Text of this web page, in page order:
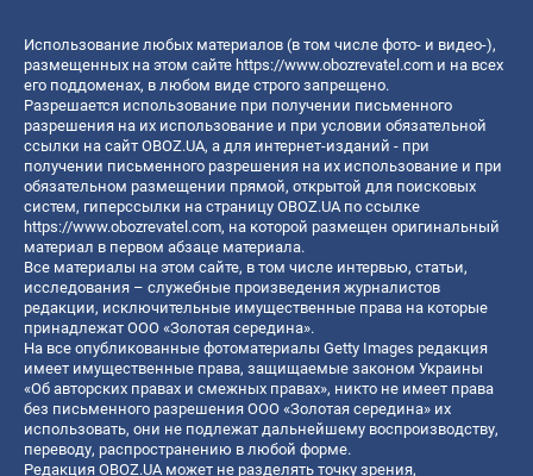
Использование любых материалов (в том числе фото- и видео-),
размещенных на этом сайте https://www.obozrevatel.com и на всех
его поддоменах, в любом виде строго запрещено.
Разрешается использование при получении письменного
разрешения на их использование и при условии обязательной
ссылки на сайт OBOZ.UA, а для интернет-изданий - при
получении письменного разрешения на их использование и при
обязательном размещении прямой, открытой для поисковых
систем, гиперссылки на страницу OBOZ.UA по ссылке
https://www.obozrevatel.com, на которой размещен оригинальный
материал в первом абзаце материала.
Все материалы на этом сайте, в том числе интервью, статьи,
исследования – служебные произведения журналистов
редакции, исключительные имущественные права на которые
принадлежат ООО «Золотая середина».
На все опубликованные фотоматериалы Getty Images редакция
имеет имущественные права, защищаемые законом Украины
«Об авторских правах и смежных правах», никто не имеет права
без письменного разрешения ООО «Золотая середина» их
использовать, они не подлежат дальнейшему воспроизводству,
переводу, распространению в любой форме.
Редакция OBOZ.UA может не разделять точку зрения,